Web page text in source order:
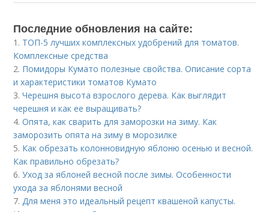
Последние обновления на сайте:
1. ТОП-5 лучших комплексных удобрений для томатов.
Комплексные средства
2. Помидоры Кумато полезные свойства. Описание сорта
и характеристики томатов Кумато
3.Черешня высота взрослого дерева. Как выглядит
черешня и как ее выращивать?
4.Опята, как сварить для заморозки на зиму. Как
заморозить опята на зиму в морозилке
5. Как обрезать колонновидную яблоню осенью и весной.
Как правильно обрезать?
6.Уход за яблоней весной после зимы. Особенности
ухода за яблонями весной
7. Для меня это идеальный рецепт квашеной капусты.